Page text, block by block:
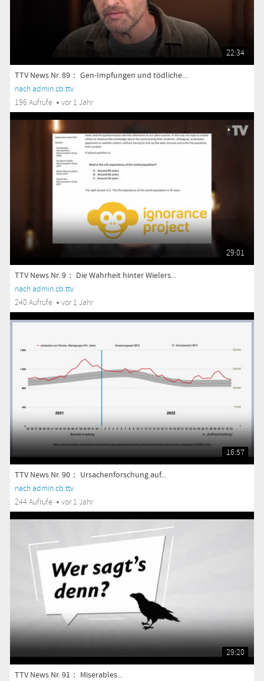
22:34
TTV News Nr. 89： Gen-Impfungen und tödliche...
nach admin.cb.ttv
196 Aufrufe
vor 1 Jahr
29:01
TTV News Nr. 9： Die Wahrheit hinter Wielers...
nach admin.cb.ttv
240 Aufrufe
vor 1 Jahr
16:57
TTV News Nr. 90： Ursachenforschung auf...
nach admin.cb.ttv
244 Aufrufe
vor 1 Jahr
29:20
TTV News Nr. 91： Miserables...